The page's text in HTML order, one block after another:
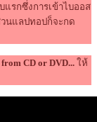
รกซึ่งการเข้าไบออส
นแลปทอปก็จะกด
CD or DVD... ให้